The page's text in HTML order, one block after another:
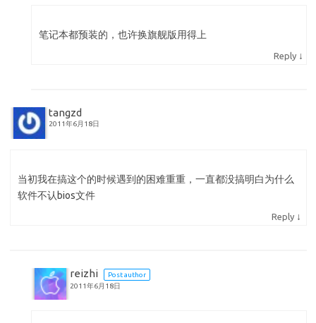
笔记本都预装的，也许换旗舰版用得上
Reply ↓
tangzd
2011年6月18日
当初我在搞这个的时候遇到的困难重重，一直都没搞明白为什么
软件不认bios文件
Reply ↓
reizhi
Post author
2011年6月18日